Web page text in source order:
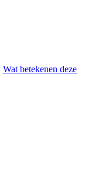
Wat betekenen deze